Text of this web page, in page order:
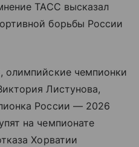
ТАСС высказал
борьбы России
олимпийские чемпионки
Листунова,
России — 2026
на чемпионате
Хорватии